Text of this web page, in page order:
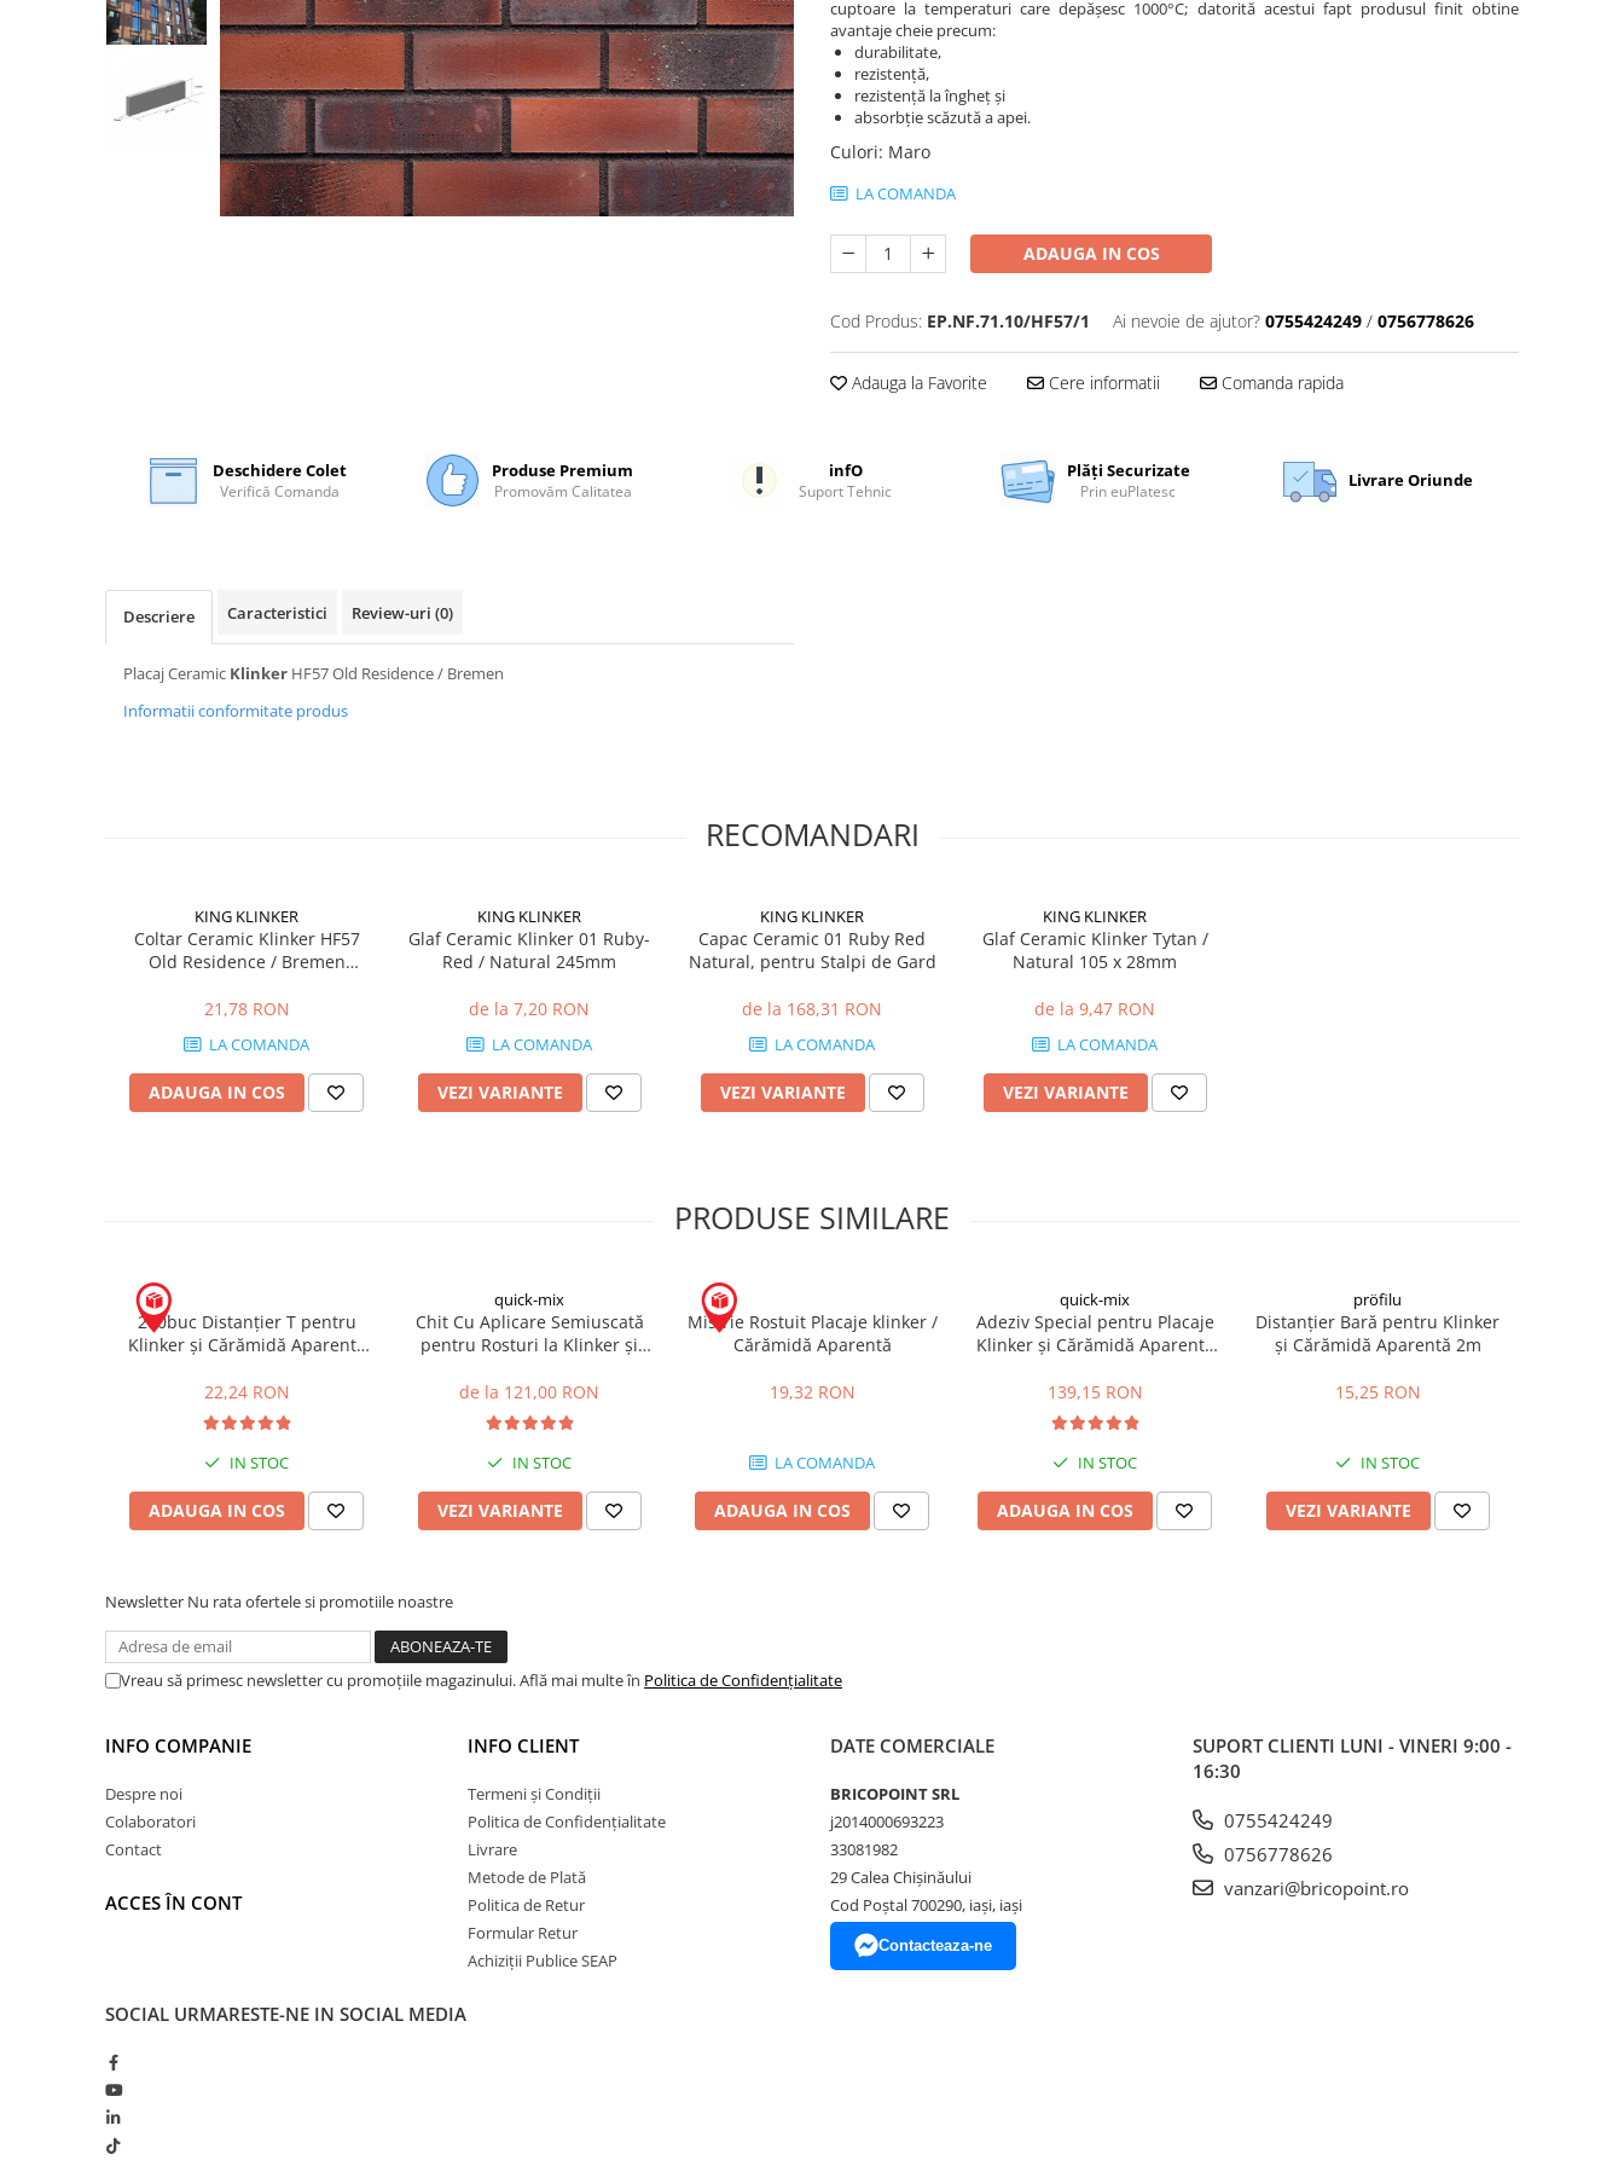
Plasă Termoizolație
Accesorii Finisaje
Garnituri Adezive Uși Ferestre
Șuruburi Gips Carton
Adezivi Acoperiri Elastice și Textile
Produse pentru Curățare
Placări Ceramice și din Piatră
Produse pentru Curățare
Latex pentru Adezivi și Chituri
Etanșanți Elastici și Adezivi
Hidroizolații Flexibile
Hidroizolații Lichide
Hidroizolații Bituminoase
Tencuieli și Betoane
Pardoseli și Nivelare Suport
Nivelare Grosieră
Rașini Reparații Fisuri Șapă
Profile Tencuieli și Glet
Profile Tencuieli
cuptoare la temperaturi care depășesc 1000°C; datorită acestui fapt produsul finit obtine
avantaje cheie precum:
durabilitate,
rezistență,
rezistență la îngheț și
absorbție scăzută a apei.
Culori: Maro
LA COMANDA
ADAUGA IN COS
Cod Produs: EP.NF.71.10/HF57/1 Ai nevoie de ajutor? 0755424249 / 0756778626
Adauga la Favorite Cere informatii Comanda rapida
Deschidere Colet
Verifică Comanda
Produse Premium
Promovăm Calitatea
infO
Suport Tehnic
Plăți Securizate
Prin euPlatesc Livrare Oriunde
Descriere Caracteristici Review-uri (0)
Placaj Ceramic Klinker HF57 Old Residence / Bremen
Informatii conformitate produs
RECOMANDARI
KING KLINKER
Coltar Ceramic Klinker HF57
Old Residence / Bremen
21,78 RON
LA COMANDA
ADAUGA IN COS
KING KLINKER
Glaf Ceramic Klinker 01 Ruby-
Red / Natural 245mm
de la 7,20 RON
LA COMANDA
VEZI VARIANTE
KING KLINKER
Capac Ceramic 01 Ruby Red
Natural, pentru Stalpi de Gard
de la 168,31 RON
LA COMANDA
VEZI VARIANTE
KING KLINKER
Glaf Ceramic Klinker Tytan /
Natural 105 x 28mm
de la 9,47 RON
LA COMANDA
VEZI VARIANTE
PRODUSE SIMILARE
200buc Distanțier T pentru
Klinker și Cărămidă Aparentă
22,24 RON
IN STOC
ADAUGA IN COS
quick-mix
Chit Cu Aplicare Semiuscată
pentru Rosturi la Klinker și
de la 121,00 RON
IN STOC
VEZI VARIANTE
Mistrie Rostuit Placaje klinker /
Cărămidă Aparentă
19,32 RON
LA COMANDA
ADAUGA IN COS
quick-mix
Adeziv Special pentru Placaje
Klinker și Cărămidă Aparentă
139,15 RON
IN STOC
ADAUGA IN COS
pröfilu
Distanțier Bară pentru Klinker
și Cărămidă Aparentă 2m
15,25 RON
IN STOC
VEZI VARIANTE
Newsletter Nu rata ofertele si promotiile noastre
Vreau să primesc newsletter cu promoțiile magazinului. Află mai multe în Politica de Confidențialitate
INFO COMPANIE
Despre noi
Colaboratori
Contact
ACCES ÎN CONT
INFO CLIENT
Termeni și Condiții
Politica de Confidențialitate
Livrare
Metode de Plată
Politica de Retur
Formular Retur
Achiziții Publice SEAP
DATE COMERCIALE
BRICOPOINT SRL
j2014000693223
33081982
29 Calea Chișinăului
Cod Poștal 700290, iași, iași
Contacteaza-ne
SUPORT CLIENTI LUNI - VINERI 9:00 -
16:30
0755424249
0756778626
vanzari@bricopoint.ro
SOCIAL URMARESTE-NE IN SOCIAL MEDIA